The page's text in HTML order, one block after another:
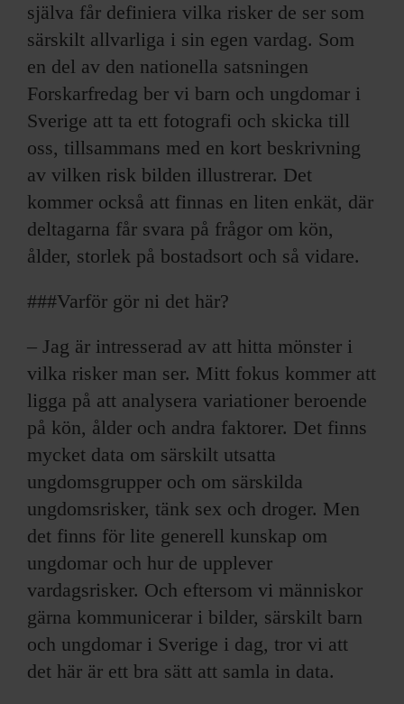
själva får definiera vilka risker de ser som
särskilt allvarliga i sin egen vardag. Som
en del av den nationella satsningen
Forskarfredag ber vi barn och ungdomar i
Sverige att ta ett fotografi och skicka till
oss, tillsammans med en kort beskrivning
av vilken risk bilden illustrerar. Det
kommer också att finnas en liten enkät, där
deltagarna får svara på frågor om kön,
ålder, storlek på bostadsort och så vidare.
###Varför gör ni det här?
– Jag är intresserad av att hitta mönster i
vilka risker man ser. Mitt fokus kommer att
ligga på att analysera variationer beroende
på kön, ålder och andra faktorer. Det finns
mycket data om särskilt utsatta
ungdomsgrupper och om särskilda
ungdomsrisker, tänk sex och droger. Men
det finns för lite generell kunskap om
ungdomar och hur de upplever
vardagsrisker. Och eftersom vi människor
gärna kommunicerar i bilder, särskilt barn
och ungdomar i Sverige i dag, tror vi att
det här är ett bra sätt att samla in data.